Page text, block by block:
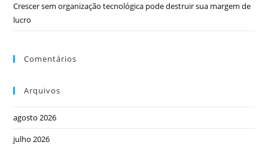
Crescer sem organização tecnológica pode destruir sua margem de
lucro
Comentários
Arquivos
agosto 2026
julho 2026